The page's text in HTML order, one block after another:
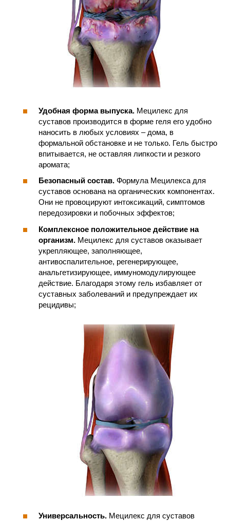
Удобная форма выпуска. Мецилекс для
суставов производится в форме геля его удобно
наносить в любых условиях – дома, в
формальной обстановке и не только. Гель быстро
впитывается, не оставляя липкости и резкого
аромата;
Безопасный состав. Формула Мецилекса для
суставов основана на органических компонентах.
Они не провоцируют интоксикаций, симптомов
передозировки и побочных эффектов;
Комплексное положительное действие на
организм. Мецилекс для суставов оказывает
укрепляющее, заполняющее,
антивоспалительное, регенерирующее,
анальгетизирующее, иммуномодулирующее
действие. Благодаря этому гель избавляет от
суставных заболеваний и предупреждает их
рецидивы;
Универсальность. Мецилекс для суставов